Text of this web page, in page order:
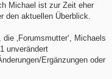
Michael ist zur Zeit eher
den aktuellen Überblick.
‚Forumsmutter‘, Michaels
unverändert
Ergänzungen oder